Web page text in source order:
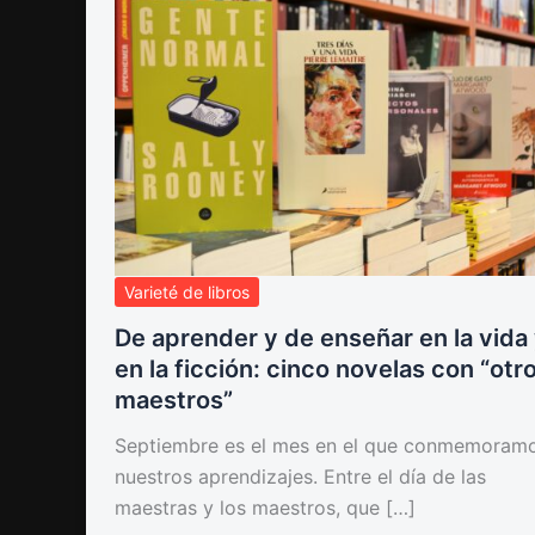
Varieté de libros
De aprender y de enseñar en la vida
en la ficción: cinco novelas con
maestros”
Septiembre es el mes en el que
nuestros aprendizajes. Entre el día de las
maestras y los maestros, que […]